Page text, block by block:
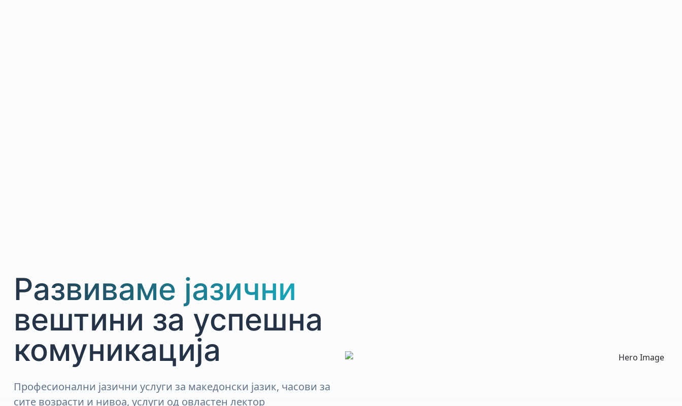
Развиваме јазични
вештини за успешна
комуникација
Професионални јазични услуги за македонски јазик, часови за
сите возрасти и нивоа, услуги од овластен лектор